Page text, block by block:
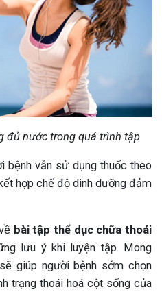
đủ nước trong quá trình tập
bệnh vẫn sử dụng thuốc theo
hợp chế độ dinh dưỡng đảm
bài tập thể dục chữa thoái
lưu ý khi luyện tập. Mong
giúp người bệnh sớm chọn
trạng thoái hoá cột sống của